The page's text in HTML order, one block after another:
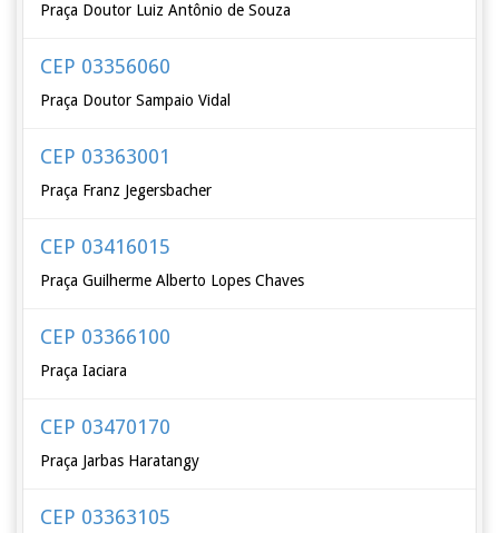
Praça Doutor Luiz Antônio de Souza
CEP 03356060
Praça Doutor Sampaio Vidal
CEP 03363001
Praça Franz Jegersbacher
CEP 03416015
Praça Guilherme Alberto Lopes Chaves
CEP 03366100
Praça Iaciara
CEP 03470170
Praça Jarbas Haratangy
CEP 03363105